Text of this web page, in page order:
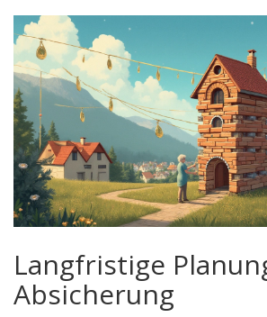
Langfristige
Absicherung